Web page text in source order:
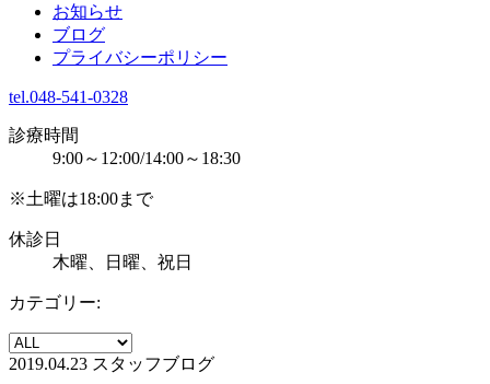
お知らせ
ブログ
プライバシーポリシー
tel.048-541-0328
診療時間
9:00～12:00/14:00～18:30
※土曜は18:00まで
休診日
木曜、日曜、祝日
カテゴリー:
2019.04.23 スタッフブログ